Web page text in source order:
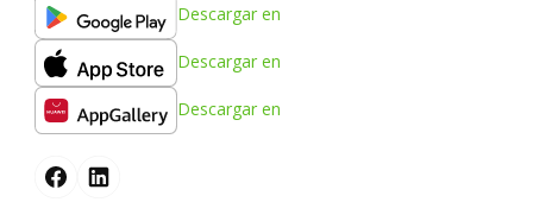
Descargar en
Descargar en
Descargar en